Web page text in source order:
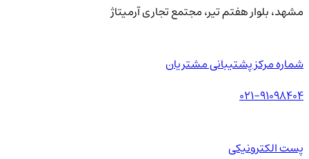
مشهد، بلوار هفتم تیر، مجتمع تجاری آرمیتاژ
شماره مرکز پشتیبانی مشتریان
021-91098404
پست الکترونیکی